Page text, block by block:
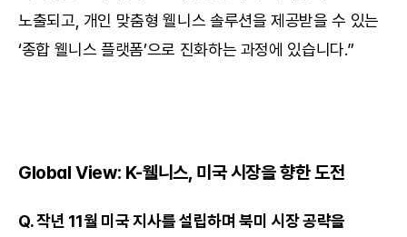
노출되고, 개인 맞춤형 웰니스 솔루션을 제공받을 수 있는
‘종합 웰니스 플랫폼’으로 진화하는 과정에 있습니다.”
Global View: K-웰니스, 미국 시장을 향한 도전
Q. 작년 11월 미국 지사를 설립하며 북미 시장 공략을